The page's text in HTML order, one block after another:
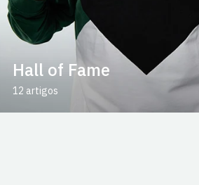
Hall of Fame
12 artigos